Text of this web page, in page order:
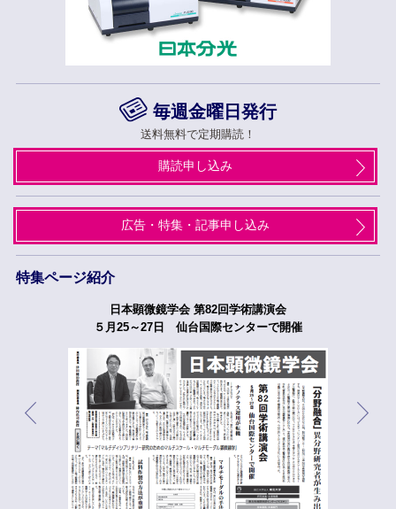
毎週金曜日発行
送料無料で定期購読！
購読申し込み
広告・特集・記事申し込み
特集ページ紹介
日本顕微鏡学会 第82回学術講演会
５月25～27日 仙台国際センターで開催